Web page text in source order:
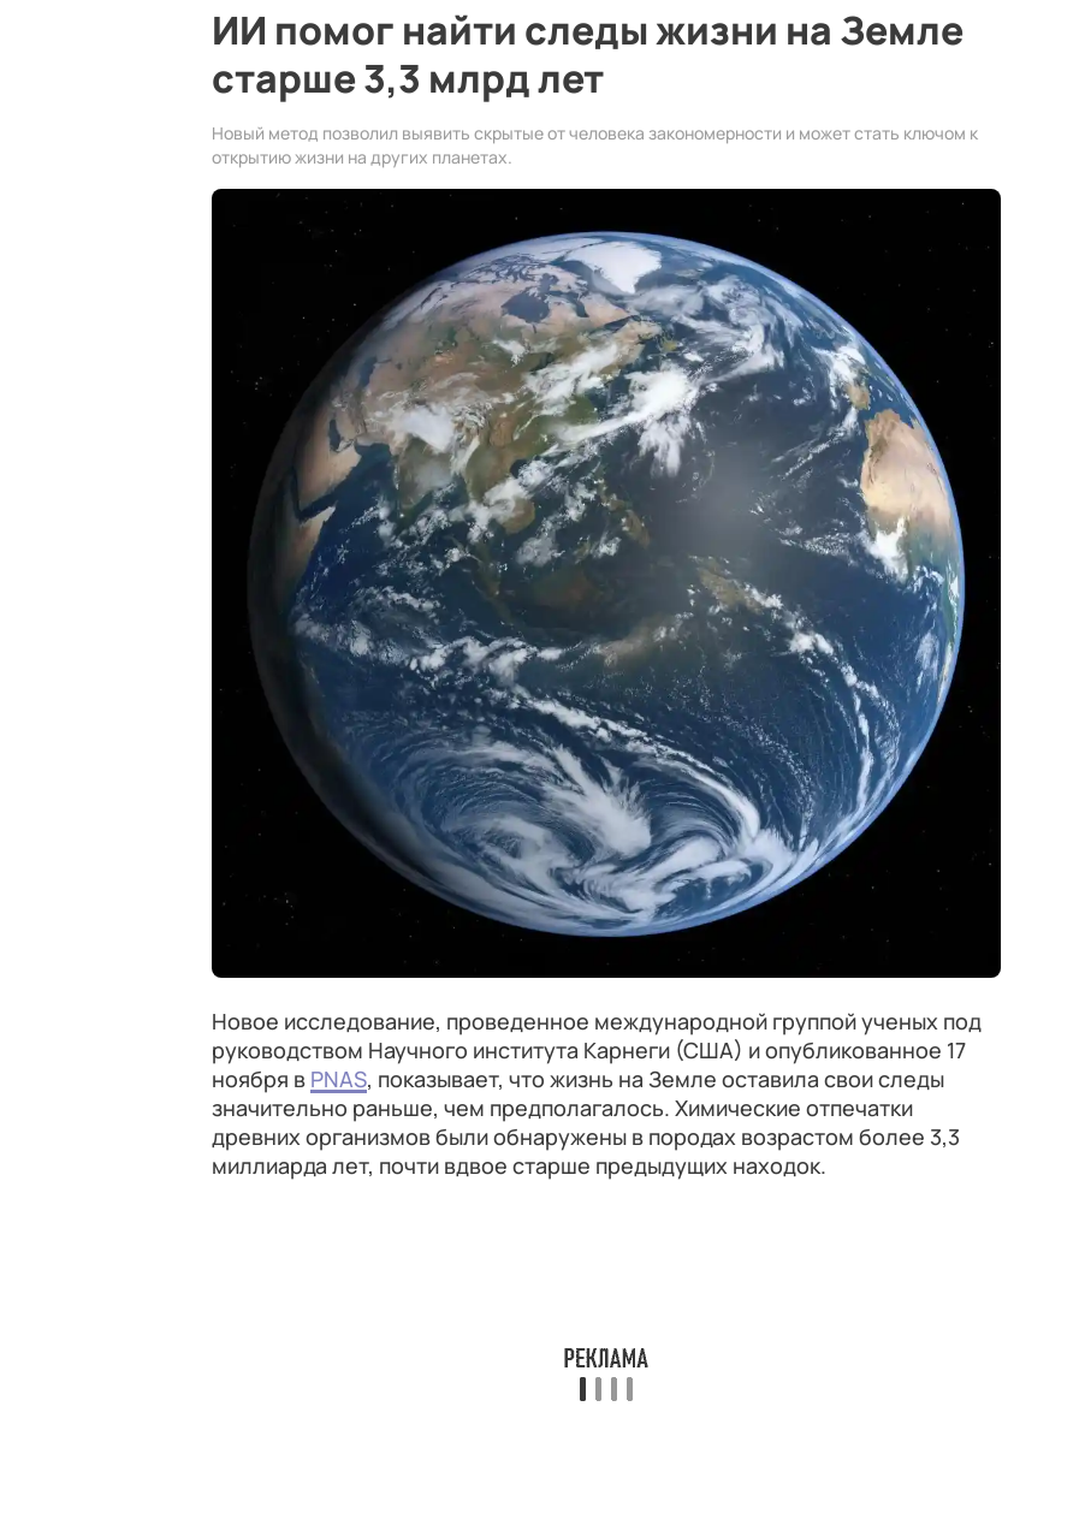
ИИ помог найти следы жизни на Земле
старше 3,3 млрд лет
Новый метод позволил выявить скрытые от человека закономерности и может стать ключом к
открытию жизни на других планетах.
Новое исследование, проведенное международной группой ученых под
руководством Научного института Карнеги (США) и опубликованное 17
ноября в PNAS, показывает, что жизнь на Земле оставила свои следы
значительно раньше, чем предполагалось. Химические отпечатки
древних организмов были обнаружены в породах возрастом более 3,3
миллиарда лет, почти вдвое старше предыдущих находок.